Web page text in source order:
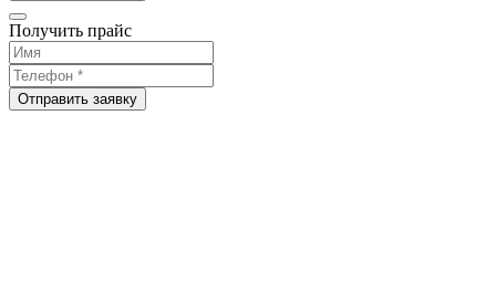
Получить прайс
Отправить заявку